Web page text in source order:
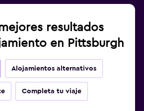
resultados
en Pittsburgh
Alojamientos alternativos
Completa tu viaje